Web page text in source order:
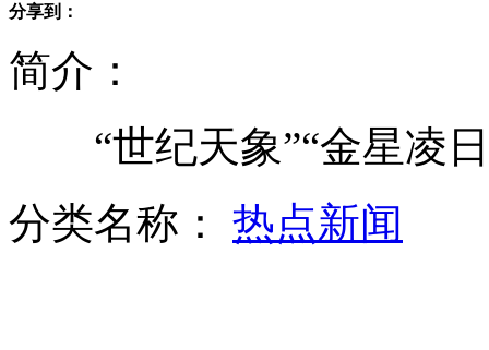
男子扮僵尸“袭击”路人反被追打
分享到：
简介：
“世纪天象”“金星凌日
分类名称： 热点新闻